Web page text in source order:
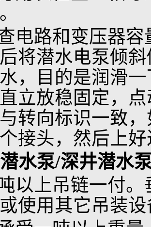
接头，将引出
毫米橡套，然
铜芯，用刀刮
两线头对插进
牢，表面砂去
半叠式包扎3层
叠方法包扎股
将3股合拢，用
拉紧，层间接